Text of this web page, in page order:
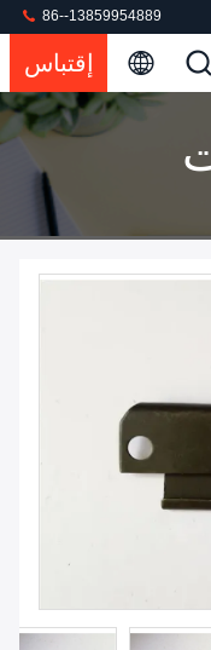
86--13859954889
إقتباس